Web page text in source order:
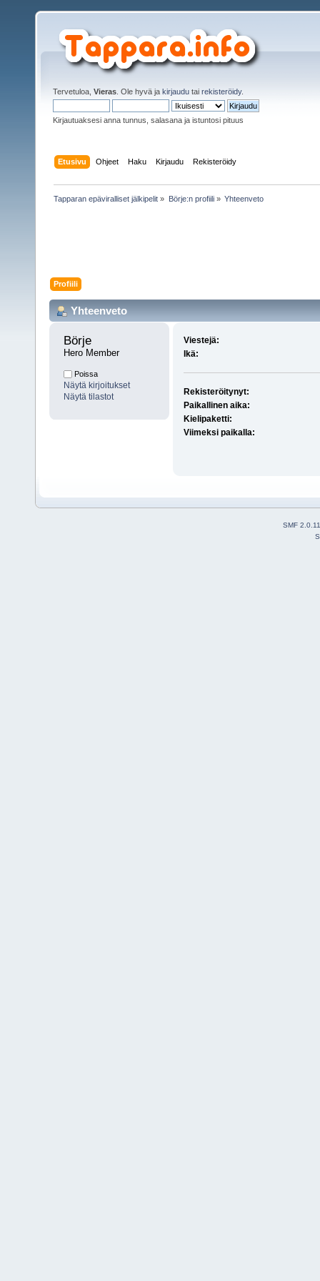
Tervetuloa, Vieras . Ole hyvä ja kirjaudu tai rekisteröidy.
Kirjautuaksesi anna tunnus, salasana ja istuntosi pituus
Etusivu Ohjeet Haku Kirjaudu Rekisteröidy
Tapparan epäviralliset jälkipelit » Börje:n profiili» Yhteenveto
Profiili
Yhteenveto
Börje
Hero Member
Poissa
Näytä kirjoitukset
Näytä tilastot
Viestejä:
Ikä:
Rekisteröitynyt:
Paikallinen aika:
Kielipaketti:
Viimeksi paikalla:
SMF 2.0.11